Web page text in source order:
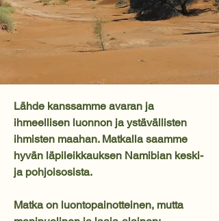
Lähde kanssamme avaran ja
ihmeellisen luonnon ja ystävällisten
ihmisten maahan. Matkalla saamme
hyvän läpileikkauksen Namibian keski-
ja pohjoisosista.
Matka on luontopainotteinen, mutta